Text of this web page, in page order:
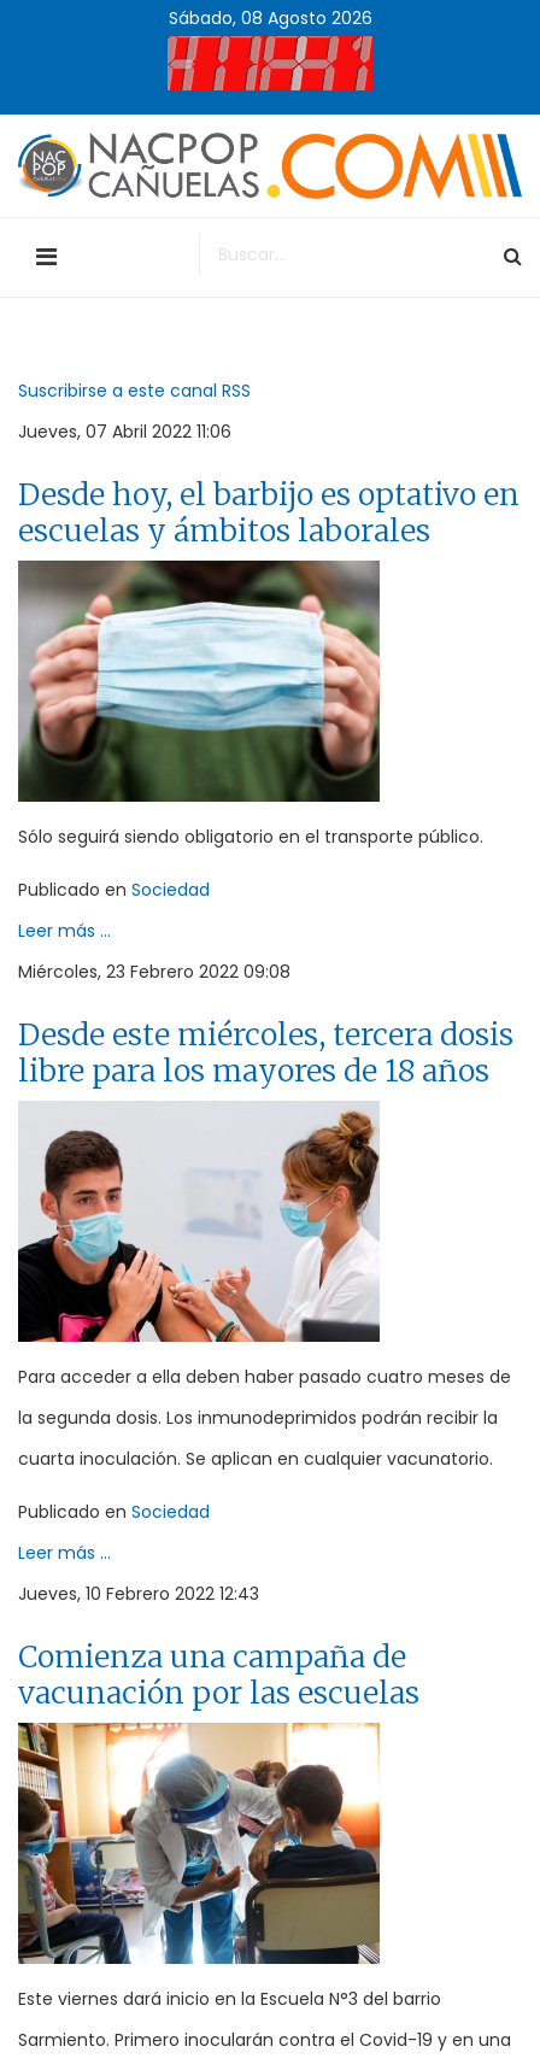
Sábado, 08 Agosto 2026
Suscribirse a este canal RSS
Jueves, 07 Abril 2022 11:06
Desde hoy, el barbijo es optativo en
escuelas y ámbitos laborales
Sólo seguirá siendo obligatorio en el transporte público.
Publicado en Sociedad
Leer más ...
Miércoles, 23 Febrero 2022 09:08
Desde este miércoles, tercera dosis
libre para los mayores de 18 años
Para acceder a ella deben haber pasado cuatro meses de
la segunda dosis. Los inmunodeprimidos podrán recibir la
cuarta inoculación. Se aplican en cualquier vacunatorio.
Publicado en Sociedad
Leer más ...
Jueves, 10 Febrero 2022 12:43
Comienza una campaña de
vacunación por las escuelas
Este viernes dará inicio en la Escuela N°3 del barrio
Sarmiento. Primero inocularán contra el Covid-19 y en una